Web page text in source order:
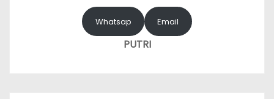
Whatsap Email
PUTRI